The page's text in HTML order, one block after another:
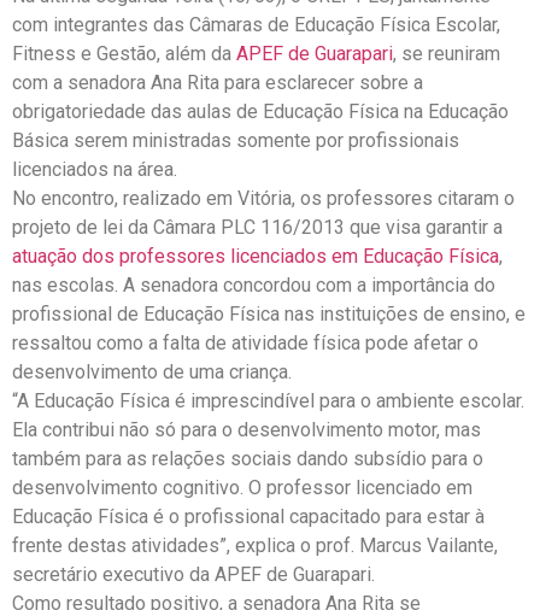
com integrantes das Câmaras de Educação Física Escolar,
Fitness e Gestão, além da APEF de Guarapari, se reuniram
com a senadora Ana Rita para esclarecer sobre a
obrigatoriedade das aulas de Educação Física na Educação
Básica serem ministradas somente por profissionais
licenciados na área.
No encontro, realizado em Vitória, os professores citaram o
projeto de lei da Câmara PLC 116/2013 que visa garantir a
atuação dos professores licenciados em Educação Física,
nas escolas. A senadora concordou com a importância do
profissional de Educação Física nas instituições de ensino, e
ressaltou como a falta de atividade física pode afetar o
desenvolvimento de uma criança.
“A Educação Física é imprescindível para o ambiente escolar.
Ela contribui não só para o desenvolvimento motor, mas
também para as relações sociais dando subsídio para o
desenvolvimento cognitivo. O professor licenciado em
Educação Física é o profissional capacitado para estar à
frente destas atividades”, explica o prof. Marcus Vailante,
secretário executivo da APEF de Guarapari.
Como resultado positivo, a senadora Ana Rita se